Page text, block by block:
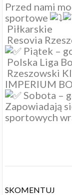
Przed nami
sportowe
Piłkarskie
Resovia
Piątek –
Polska Liga
Rzeszowski
IMPERIUM
Sobota –
Zapowiadają
sportowych
SKOMENTUJ